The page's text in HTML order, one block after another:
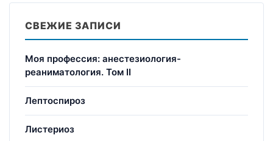
СВЕЖИЕ ЗАПИСИ
Моя профессия: анестезиология-
реаниматология. Том II
Лептоспироз
Листериоз